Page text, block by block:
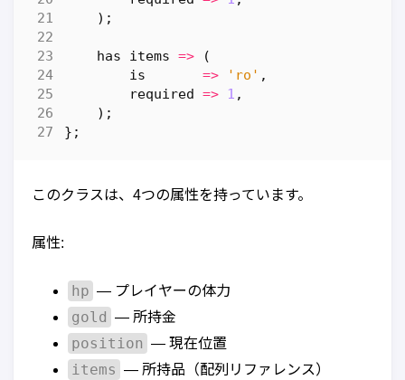
);
has items =>
(
is
=> 'ro' ,
required
=> 1 ,
);
};
このクラスは、4つの属性を持っています。
属性:
hp — プレイヤーの体力
gold — 所持金
position — 現在位置
items — 所持品（配列リファレンス）